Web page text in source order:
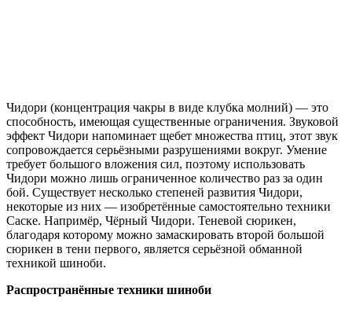
Чидори (концентрация чакры в виде клубка молний) — это
способность, имеющая существенные ограничения. Звуковой
эффект Чидори напоминает щебет множества птиц, этот звук
сопровождается серьёзными разрушениями вокруг. Умение
требует большого вложения сил, поэтому использовать
Чидори можно лишь ограниченное количество раз за один
бой. Существует несколько степеней развития Чидори,
некоторые из них — изобретённые самостоятельно техники
Саске. Напримёр, Чёрный Чидори. Теневой сюрикен,
благодаря которому можно замаскировать второй большой
сюрикен в тени первого, является серьёзной обманной
техникой шиноби.
Распространённые техники шиноби